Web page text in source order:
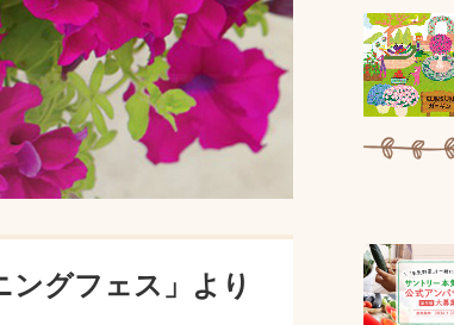
ングフェス」より